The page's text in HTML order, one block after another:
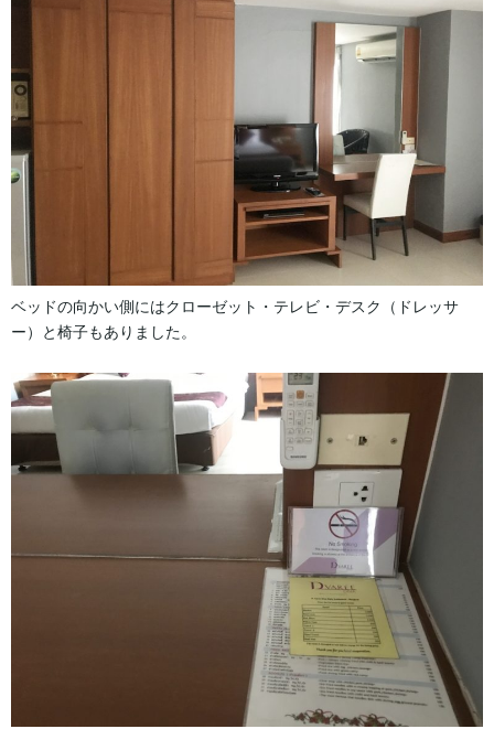
ベッドの向かい側にはクローゼット・テレビ・デスク（ドレッサ
ー）と椅子もありました。